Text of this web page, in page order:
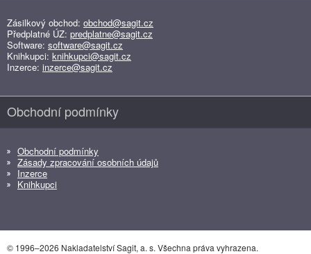
Zásilkový obchod: obchod@sagit.cz
Předplatné ÚZ: predplatne@sagit.cz
Software: software@sagit.cz
Knihkupci: knihkupci@sagit.cz
Inzerce: inzerce@sagit.cz
Obchodní podmínky
Obchodní podmínky
Zásady zpracování osobních údajů
Inzerce
Knihkupci
© 1996–2026 Nakladatelství Sagit, a. s. Všechna práva vyhrazena.